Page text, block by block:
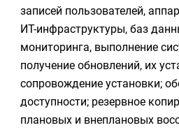
записей пользователей,
ИТ-инфраструктуры, баз
мониторинга, выполнение
получение обновлений, их
сопровождение установки;
доступности; резервное
плановых и внеплановых